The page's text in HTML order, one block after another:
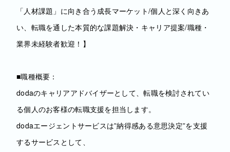
「人材課題」に向き合う成長マーケット/個人と深く向きあ
い、転職を通した本質的な課題解決・キャリア提案/職種・
業界未経験者歓迎！】
■職種概要：
dodaのキャリアアドバイザーとして、転職を検討されてい
る個人のお客様の転職支援を担当します。
dodaエージェントサービスは”納得感ある意思決定”を支援
するサービスとして、